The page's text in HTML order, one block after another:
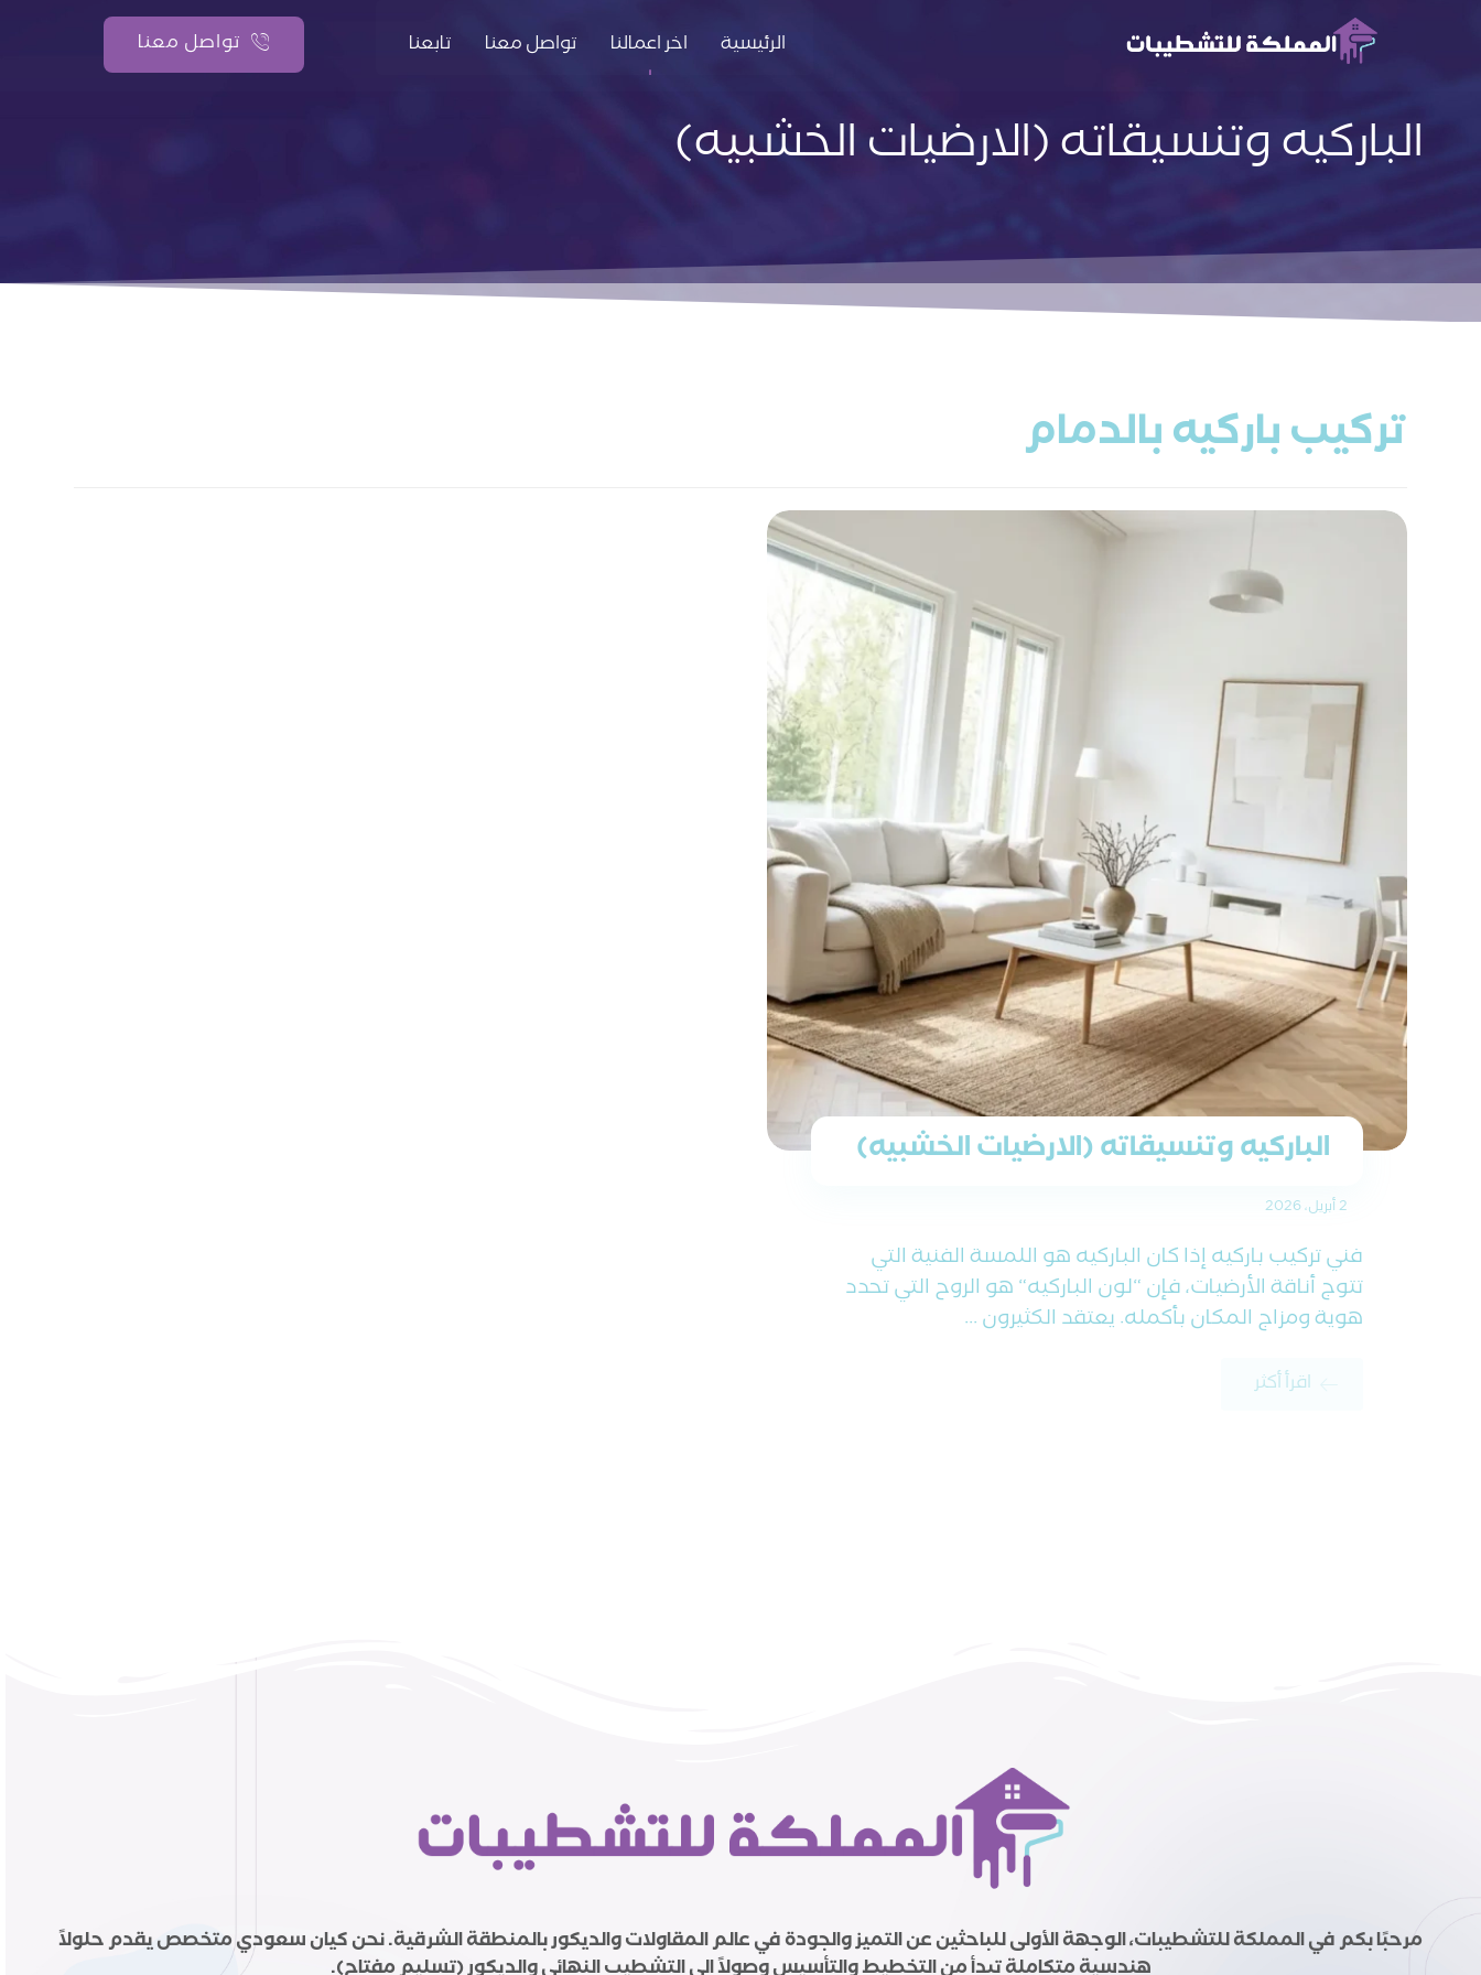
الرئيسية اخر اعمالنا تواصل معنا تابعنا تواصل معنا
الباركيه وتنسيقاته (الارضيات الخشبيه)
تركيب باركيه بالدمام
الباركيه وتنسيقاته (الارضيات الخشبيه)
2 أبريل، 2026
فني تركيب باركيه إذا كان الباركيه هو اللمسة الفنية التي
تتوج أناقة الأرضيات، فإن “لون الباركيه“ هو الروح التي تحدد
هوية ومزاج المكان بأكمله. يعتقد الكثيرون ...
اقرأ أكثر
مرحبًا بكم في المملكة للتشطيبات، الوجهة الأولى للباحثين عن التميز والجودة في عالم المقاولات والديكور بالمنطقة الشرقية. نحن كيان سعودي متخصص يقدم حلولاً